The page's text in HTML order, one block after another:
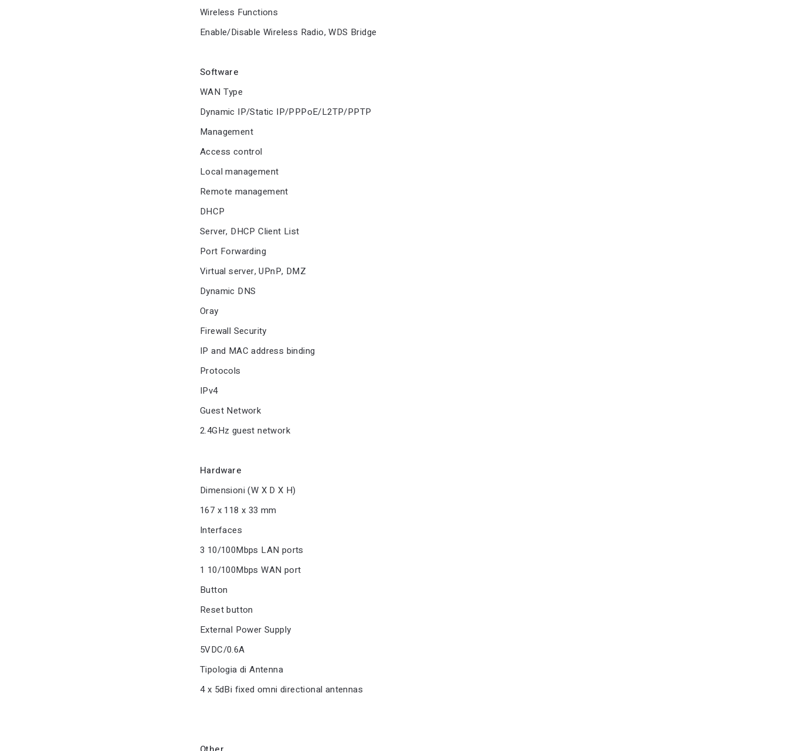
Wireless Functions
Enable/Disable Wireless Radio, WDS Bridge
Software
WAN Type
Dynamic IP/Static IP/PPPoE/L2TP/PPTP
Management
Access control
Local management
Remote management
DHCP
Server, DHCP Client List
Port Forwarding
Virtual server, UPnP, DMZ
Dynamic DNS
Oray
Firewall Security
IP and MAC address binding
Protocols
IPv4
Guest Network
2.4GHz guest network
Hardware
Dimensioni (W X D X H)
167 x 118 x 33 mm
Interfaces
3 10/100Mbps LAN ports
1 10/100Mbps WAN port
Button
Reset button
External Power Supply
5VDC/0.6A
Tipologia di Antenna
4 x 5dBi fixed omni directional antennas